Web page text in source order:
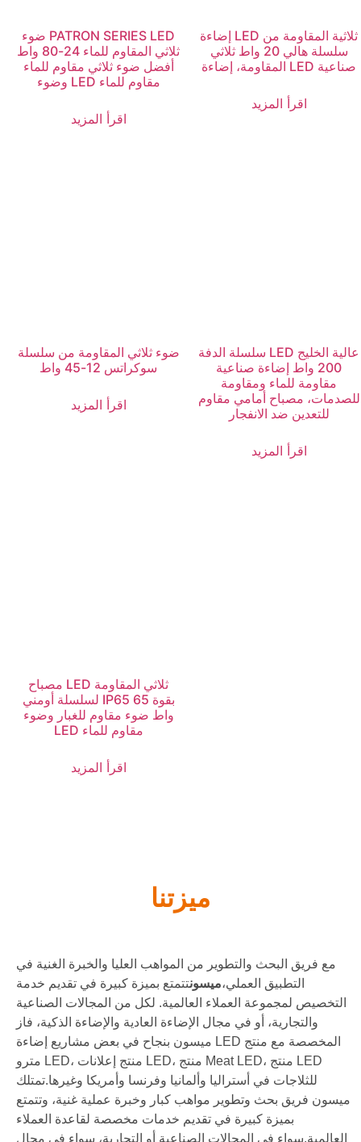
ضوء PATRON SERIES LED
ثلاثي المقاوم للماء 24-80 واط
أفضل ضوء ثلاثي مقاوم للماء
وضوء LED مقاوم للماء
اقرأ المزيد
إضاءة LED ثلاثية المقاومة من
سلسلة هالي 20 واط ثلاثي
المقاومة، إضاءة LED صناعية
اقرأ المزيد
ضوء ثلاثي المقاومة من سلسلة
سوكراتس 12-45 واط
اقرأ المزيد
سلسلة الدفة LED عالية الخليج
200 واط إضاءة صناعية
مقاومة للماء ومقاومة
للصدمات، مصباح أمامي مقاوم
للتعدين ضد الانفجار
اقرأ المزيد
مصباح LED ثلاثي المقاومة
لسلسلة أومني IP65 بقوة 65
واط ضوء مقاوم للغبار وضوء
LED مقاوم للماء
اقرأ المزيد
ميزتنا
مع فريق البحث والتطوير من المواهب العليا والخبرة الغنية في
التطبيق العملي،ميسونتتمتع بميزة كبيرة في تقديم خدمة
التخصيص لمجموعة العملاء العالمية. لكل من المجالات الصناعية
والتجارية، أو في مجال الإضاءة العادية والإضاءة الذكية، فاز
ميسون بنجاح في بعض مشاريع إضاءة LED المخصصة مع منتج
مترو LED، منتج إعلانات LED، منتج Meat LED، منتج LED
للثلاجات في أستراليا وألمانيا وفرنسا وأمريكا وغيرها.تمتلك
ميسون فريق بحث وتطوير مواهب كبار وخبرة عملية غنية، وتتمتع
بميزة كبيرة في تقديم خدمات مخصصة لقاعدة العملاء
العالمية.سواء في المجالات الصناعية أو التجارية، سواء في مجال